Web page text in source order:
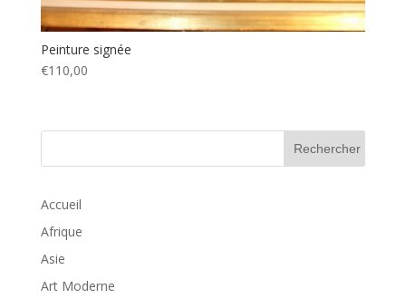
Peinture signée
€110,00
Accueil
Afrique
Asie
Art Moderne